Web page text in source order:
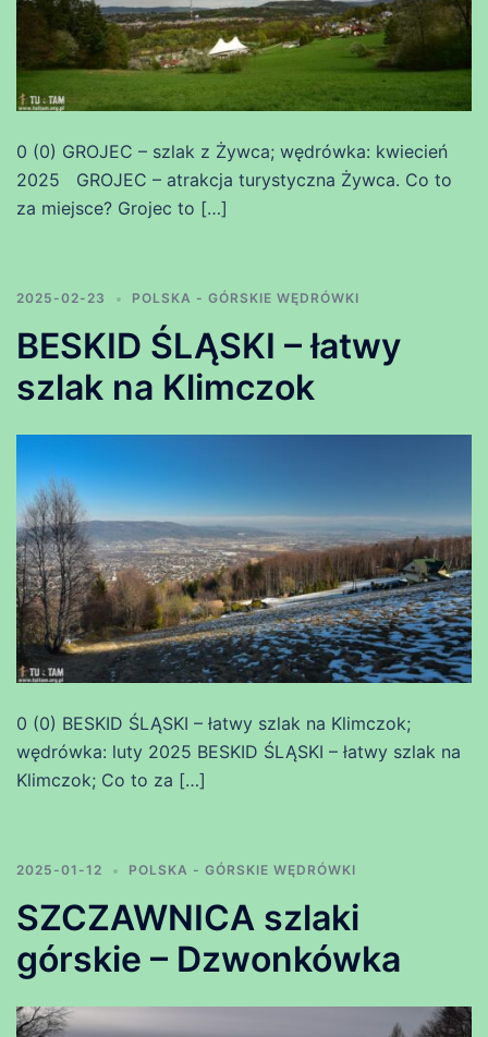
0 (0) GROJEC – szlak z Żywca; wędrówka: kwiecień
2025 GROJEC – atrakcja turystyczna Żywca. Co to
za miejsce? Grojec to […]
2025-02-23 POLSKA - GÓRSKIE WĘDRÓWKI
BESKID ŚLĄSKI – łatwy
szlak na Klimczok
0 (0) BESKID ŚLĄSKI – łatwy szlak na Klimczok;
wędrówka: luty 2025 BESKID ŚLĄSKI – łatwy szlak na
Klimczok; Co to za […]
2025-01-12 POLSKA - GÓRSKIE WĘDRÓWKI
SZCZAWNICA szlaki
górskie – Dzwonkówka